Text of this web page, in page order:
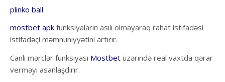
plinko ball
mostbet apk funksiyaların asılı olmayaraq rahat istifadəsi
istifadəçi məmnuniyyətini artırır.
Canlı mərclər funksiyası Mostbet üzərində real vaxtda qərar
verməyi asanlaşdırır.